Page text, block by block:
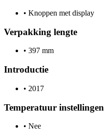
• Knoppen met display
Verpakking lengte
• 397 mm
Introductie
• 2017
Temperatuur instellingen
• Nee